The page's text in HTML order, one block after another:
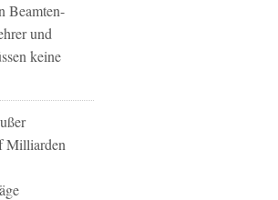
Beamten-
und
keine
Milliarden